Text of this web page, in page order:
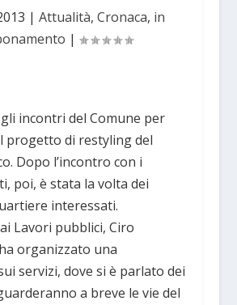
| Attualità, Cronaca, in
|
incontri del Comune per
progetto di restyling del
Dopo l’incontro con i
poi, è stata la volta dei
interessati.
Lavori pubblici, Ciro
organizzato una
servizi, dove si è parlato dei
a breve le vie del